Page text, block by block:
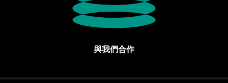
與我們合作